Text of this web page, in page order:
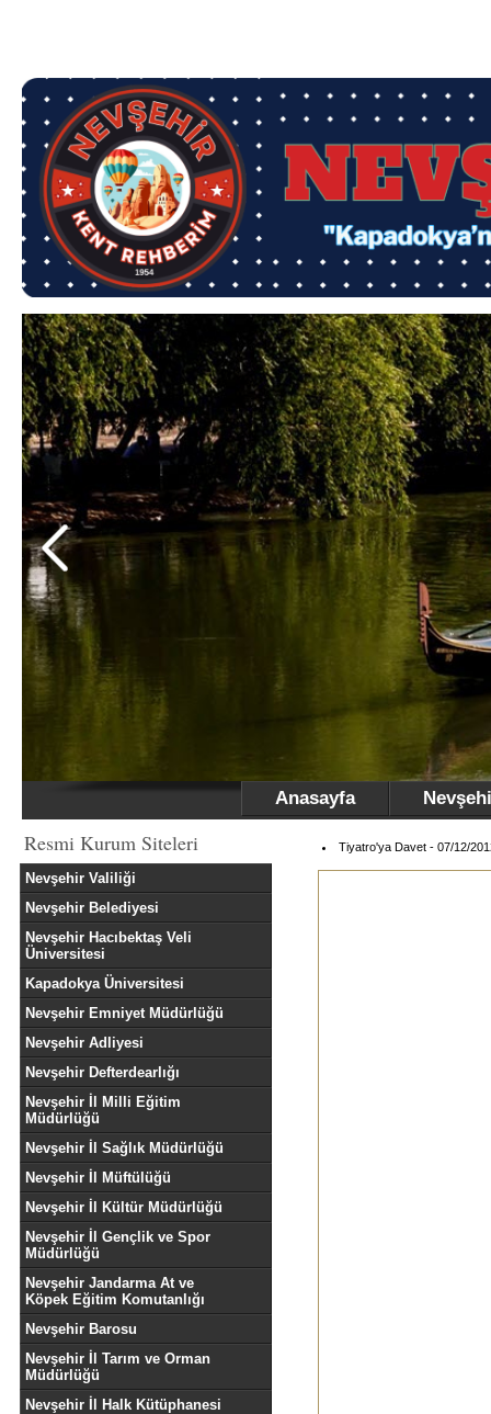
Anasayfa
Resmi Kurum Siteleri
Nevşehir Valiliği
Nevşehir Belediyesi
Nevşehir Hacıbektaş Veli
Üniversitesi
Kapadokya Üniversitesi
Nevşehir Emniyet Müdürlüğü
Nevşehir Adliyesi
Nevşehir Defterdearlığı
Nevşehir İl Milli Eğitim
Müdürlüğü
Nevşehir İl Sağlık Müdürlüğü
Nevşehir İl Müftülüğü
Nevşehir İl Kültür Müdürlüğü
Nevşehir İl Gençlik ve Spor
Müdürlüğü
Nevşehir Jandarma At ve
Köpek Eğitim Komutanlığı
Nevşehir Barosu
Nevşehir İl Tarım ve Orman
Müdürlüğü
Nevşehir İl Halk Kütüphanesi
Tiyatro'ya Davet - 07/12/